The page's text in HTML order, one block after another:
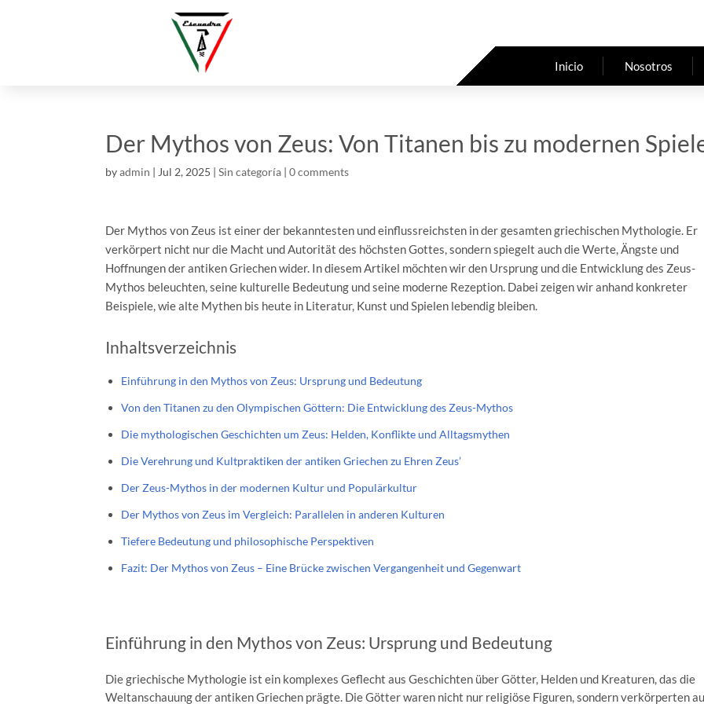
Inicio Nosotros
Der Mythos von Zeus: Von Titanen bis zu modernen
byadmin | Jul 2, 2025 |Sin categoría |0 comments
Der Mythos von Zeus ist einer der bekanntesten und einflussreichsten in der gesamten griechischen Mythologie. Er
verkörpert nicht nur die Macht und Autorität des höchsten Gottes, sondern spiegelt auch die Werte, Ängste und
Hoffnungen der antiken Griechen wider. In diesem Artikel möchten wir den Ursprung und die Entwicklung des Zeus-
Mythos beleuchten, seine kulturelle Bedeutung und seine moderne Rezeption. Dabei zeigen wir anhand konkreter
Beispiele, wie alte Mythen bis heute in Literatur, Kunst und Spielen lebendig bleiben.
Inhaltsverzeichnis
Einführung in den Mythos von Zeus: Ursprung und Bedeutung
Von den Titanen zu den Olympischen Göttern: Die Entwicklung des Zeus-Mythos
Die mythologischen Geschichten um Zeus: Helden, Konflikte und Alltagsmythen
Die Verehrung und Kultpraktiken der antiken Griechen zu Ehren Zeus’
Der Zeus-Mythos in der modernen Kultur und Populärkultur
Der Mythos von Zeus im Vergleich: Parallelen in anderen Kulturen
Tiefere Bedeutung und philosophische Perspektiven
Fazit: Der Mythos von Zeus – Eine Brücke zwischen Vergangenheit und Gegenwart
Einführung in den Mythos von Zeus: Ursprung und Bedeutung
Die griechische Mythologie ist ein komplexes Geflecht aus Geschichten über Götter, Helden und Kreaturen, das die
Weltanschauung der antiken Griechen prägte. Die Götter waren nicht nur religiöse Figuren, sondern verkörperten